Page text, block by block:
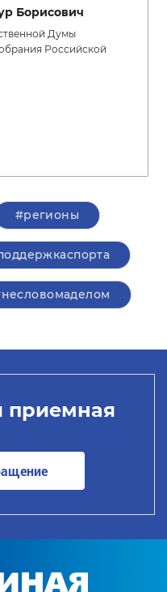
Борисович
Думы
Российской
#регионы
приемная